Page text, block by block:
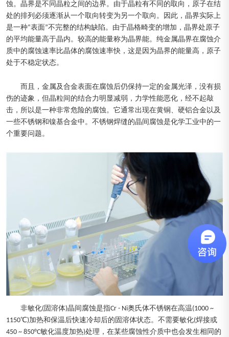
蚀。晶界是不同晶粒之间的边界。由于晶粒有不同的取向，原子在结
处的排列必须逐渐从一个取向转变为另一个取向。因此，晶界实际上
是一种“表面”不完整的结构缺陷。由于晶格畸变的增加，晶界处原子
的平均能量高于晶内。较高的能量称为晶界能。纯金属晶界在腐蚀介
质中的腐蚀速率比晶体的腐蚀速率快，这是因为晶界的能量高，原子
处于不稳定状态。
而且，金属及合金表面在腐蚀后仍保持一定的金属光泽，没有损
伤的迹象，但晶粒间的结合力明显减弱，力学性能恶化，经不起敲
击，所以是一种非常危险的腐蚀。它通常出现在黄铜、硬铝合金以及
一些不锈钢和镍基合金中。不锈钢焊缝的晶间腐蚀是化学工业中的一
个重要问题。
非敏化(固溶体)晶间腐蚀是指Cr - Ni奥氏体不锈钢在高温(1000 ~
1150℃)加热和保温后快速冷却后的固溶体状态。不需要敏化(焊接或
450 ~ 850°C敏化温度加热)处理，在某些腐蚀性介质中也会发生相同的